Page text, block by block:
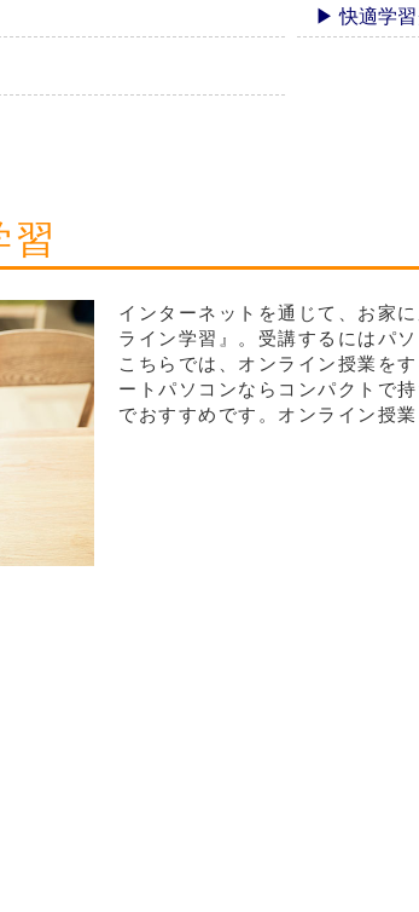
▶ 快適学
習
インターネットを通じて、お家
ライン学習』。受講するにはパ
こちらでは、オンライン授業を
ートパソコンならコンパクトで
でおすすめです。オンライン授